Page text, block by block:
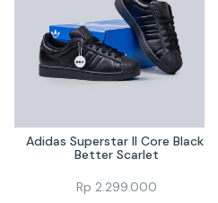
Adidas Superstar II Core Black
Better Scarlet
Rp 2.299.000